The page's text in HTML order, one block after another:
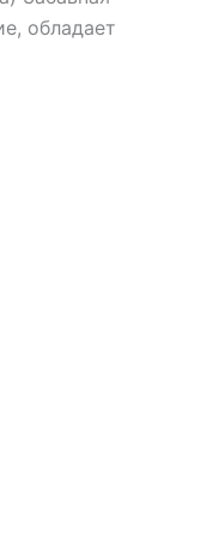
обладает